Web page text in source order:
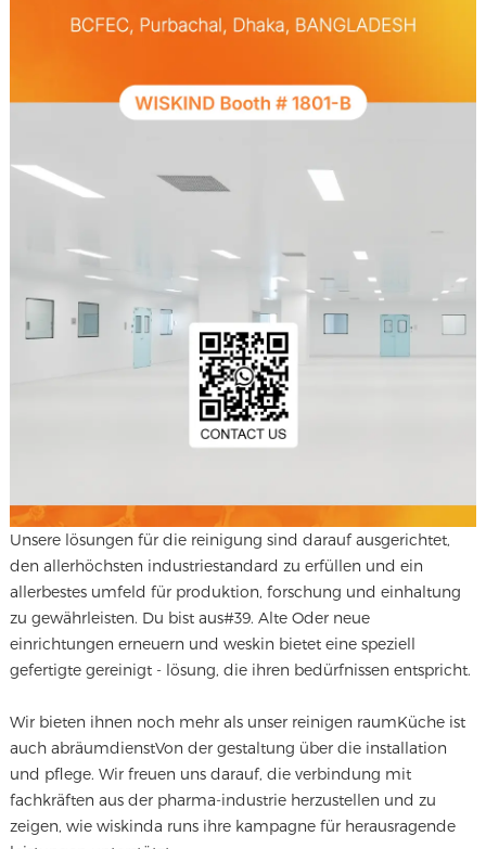
Unsere lösungen für die reinigung sind darauf ausgerichtet,
den allerhöchsten industriestandard zu erfüllen und ein
allerbestes umfeld für produktion, forschung und einhaltung
zu gewährleisten. Du bist aus#39. Alte Oder neue
einrichtungen erneuern und weskin bietet eine speziell
gefertigte gereinigt - lösung, die ihren bedürfnissen entspricht.
Wir bieten ihnen noch mehr als unser reinigen raumKüche ist
auch abräumdienstVon der gestaltung über die installation
und pflege. Wir freuen uns darauf, die verbindung mit
fachkräften aus der pharma-industrie herzustellen und zu
zeigen, wie wiskinda runs ihre kampagne für herausragende